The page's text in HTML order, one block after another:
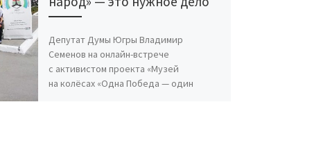
Депутат Думы Югры Владимир
Семенов на онлайн-встрече
с активистом проекта «Музей
на колёсах «Одна Победа — один